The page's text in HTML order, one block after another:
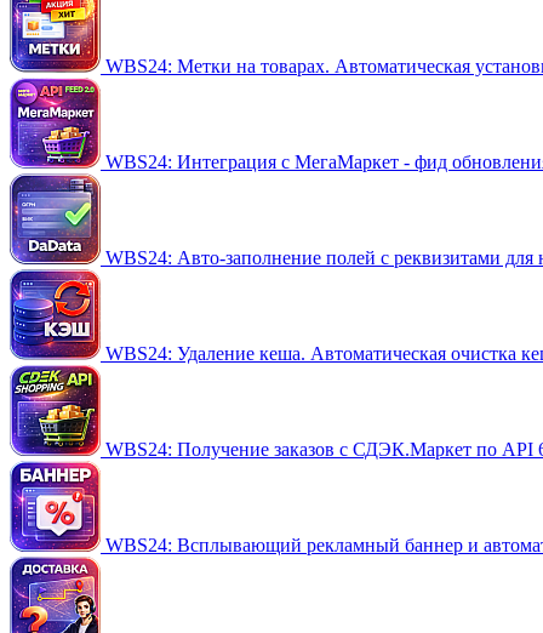
WBS24: Метки на товарах. Автоматическая
WBS24: Интеграция с МегаМаркет - фид
WBS24: Авто-заполнение полей с реквизитами
WBS24: Удаление кеша. Автоматическая очистка
WBS24: Получение заказов с СДЭК.Маркет по API
WBS24: Всплывающий рекламный баннер и